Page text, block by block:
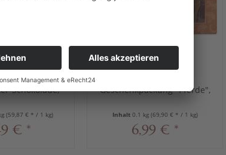
Schokolade,
(59,87 € * / 1 kg)
€ *
Geschenkpackung "Pferde",
Inhalt 0.1 kg (69,90 € * / 1 kg)
6,99 € *